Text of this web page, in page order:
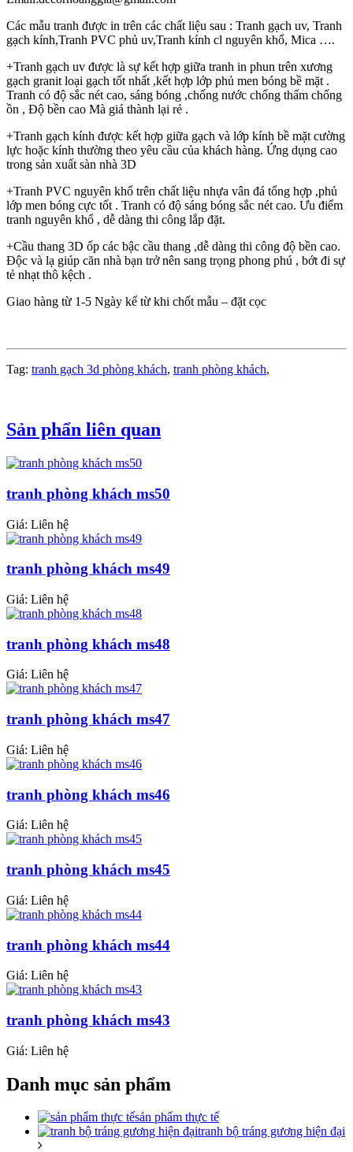
Các mẫu tranh được in trên các chất liệu sau : Tranh gạch uv, Tranh
gạch kính,Tranh PVC phủ uv,Tranh kính cl nguyên khổ, Mica ….
+Tranh gạch uv được là sự kết hợp giữa tranh in phun trên xương
gạch granit loại gạch tốt nhất ,kết hợp lớp phủ men bóng bề mặt .
Tranh có độ sắc nét cao, sáng bóng ,chống nước chống thấm chống
ồn , Độ bền cao Mà giá thành lại rẻ .
+Tranh gạch kính được kết hợp giữa gạch và lớp kính bề mặt cường
lực hoặc kính thường theo yêu cầu của khách hàng. Ứng dụng cao
trong sản xuất sàn nhà 3D
+Tranh PVC nguyên khổ trên chất liệu nhựa vân đá tổng hợp ,phủ
lớp men bóng cực tốt . Tranh có độ sáng bóng sắc nét cao. Ưu điểm
tranh nguyên khổ , dễ dàng thi công lắp đặt.
+Cầu thang 3D ốp các bậc cầu thang ,dễ dàng thi công độ bền cao.
Độc và lạ giúp căn nhà bạn trở nên sang trọng phong phú , bớt đi sự
tẻ nhạt thô kệch .
Giao hàng từ 1-5 Ngày kể từ khi chốt mẫu – đặt cọc
Tag: tranh gạch 3d phòng khách, tranh phòng khách,
Sản phẩn liên quan
tranh phòng khách ms50
Giá: Liên hệ
tranh phòng khách ms49
Giá: Liên hệ
tranh phòng khách ms48
Giá: Liên hệ
tranh phòng khách ms47
Giá: Liên hệ
tranh phòng khách ms46
Giá: Liên hệ
tranh phòng khách ms45
Giá: Liên hệ
tranh phòng khách ms44
Giá: Liên hệ
tranh phòng khách ms43
Giá: Liên hệ
Danh mục sản phẩm
sản phẩm thực tế
tranh bộ tráng gương hiện đại